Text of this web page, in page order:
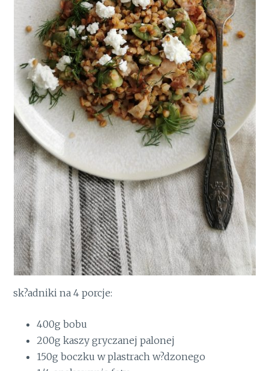
sk?adniki na 4 porcje:
400g bobu
200g kaszy gryczanej palonej
150g boczku w plastrach w?dzonego